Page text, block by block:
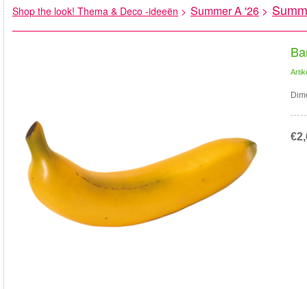
Shop the look! Thema & Deco -ideeën > Summer A '26 >